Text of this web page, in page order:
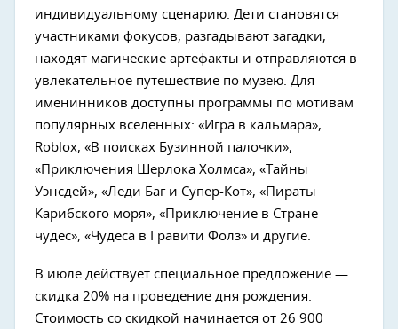
индивидуальному сценарию. Дети становятся
участниками фокусов, разгадывают загадки,
находят магические артефакты и отправляются в
увлекательное путешествие по музею. Для
именинников доступны программы по мотивам
популярных вселенных: «Игра в кальмара»,
Roblox, «В поисках Бузинной палочки»,
«Приключения Шерлока Холмса», «Тайны
Уэнсдей», «Леди Баг и Супер-Кот», «Пираты
Карибского моря», «Приключение в Стране
чудес», «Чудеса в Гравити Фолз» и другие.
В июле действует специальное предложение —
скидка 20% на проведение дня рождения.
Стоимость со скидкой начинается от 26 900